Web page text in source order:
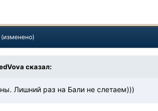
(изменено)
сказал:
Лишний раз на Бали не слетаем)))